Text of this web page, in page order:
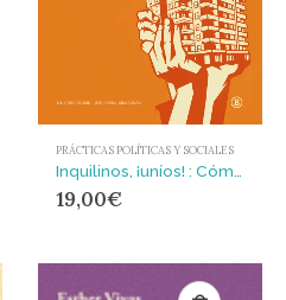
PRÁCTICAS POLÍTICAS Y SOCIALES
Inquilinos, ¡uníos! : Cómo la lucha sindical puede resolver la crisis de la vivienda
19,00€